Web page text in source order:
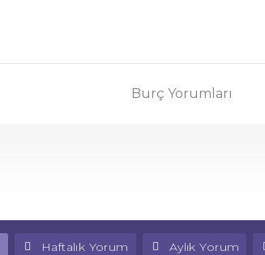
Burç Yorumları
Haftalık Yorum Aylık Yorum